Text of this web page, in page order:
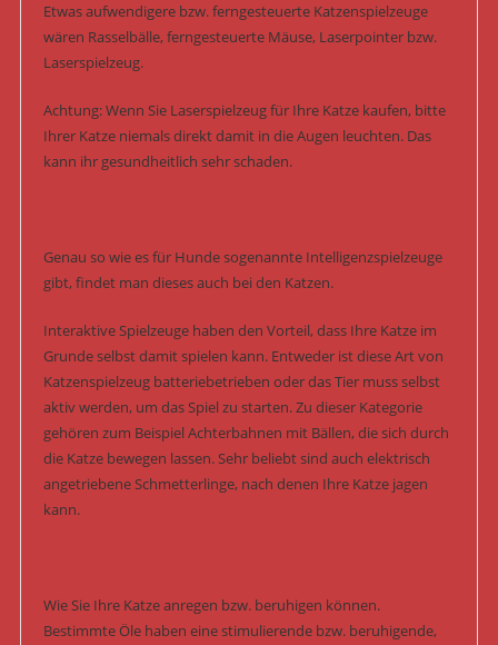
Etwas aufwendigere bzw. ferngesteuerte Katzenspielzeuge
wären Rasselbälle, ferngesteuerte Mäuse, Laserpointer bzw.
Laserspielzeug.
Achtung: Wenn Sie Laserspielzeug für Ihre Katze kaufen, bitte
Ihrer Katze niemals direkt damit in die Augen leuchten. Das
kann ihr gesundheitlich sehr schaden.
Genau so wie es für Hunde sogenannte Intelligenzspielzeuge
gibt, findet man dieses auch bei den Katzen.
Interaktive Spielzeuge haben den Vorteil, dass Ihre Katze im
Grunde selbst damit spielen kann. Entweder ist diese Art von
Katzenspielzeug batteriebetrieben oder das Tier muss selbst
aktiv werden, um das Spiel zu starten. Zu dieser Kategorie
gehören zum Beispiel Achterbahnen mit Bällen, die sich durch
die Katze bewegen lassen. Sehr beliebt sind auch elektrisch
angetriebene Schmetterlinge, nach denen Ihre Katze jagen
kann.
Wie Sie Ihre Katze anregen bzw. beruhigen können.
Bestimmte Öle haben eine stimulierende bzw. beruhigende,